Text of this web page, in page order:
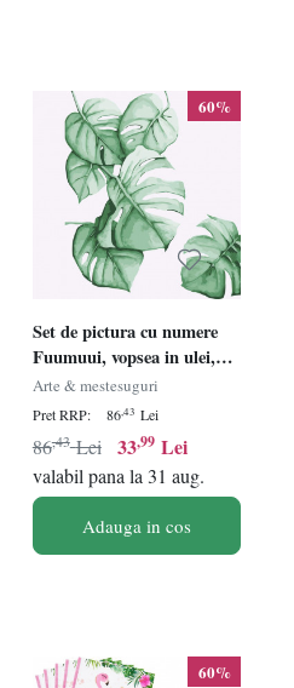
60%
Set de pictura cu numere
Fuumuui, vopsea in ulei,
multicolor, 25 X 25 cm
Arte & mestesuguri
Pret RRP: 86,43 Lei
33,99 Lei
86,43 Lei
valabil pana la 31 aug.
Adauga in cos
60%